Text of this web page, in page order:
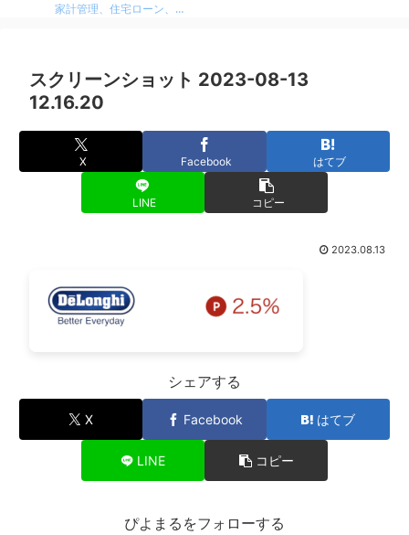
家計管理、住宅ローン、保険、ふるさと納税など、暮らしのお金にまつわる情報をわかりやすく解説。 無理せず・不安なく、将来に備えるためのヒントをまとめています。 どれも実体験をベースに、生活者目線で書いています。
スクリーンショット 2023-08-13
12.16.20
X Facebook はてブ
LINE コピー
2023.08.13
シェアする
X Facebook はてブ
LINE コピー
ぴよまるをフォローする